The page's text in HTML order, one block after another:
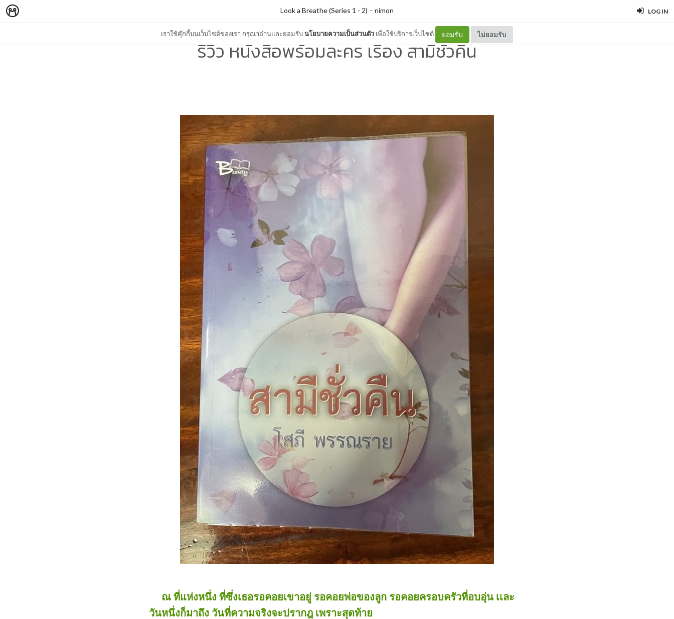
LOG IN
เราใช้คุ๊กกี้บนเว็บไซต์ของเรา กรุณาอ่านและยอมรับนโยบายความเป็นส่วนตัว เพื่อใช้บริการเว็บไซต์ ยอมรับ ไม่ยอมรับ
Look a Breathe (Series 1 - 2) – nimon
รีวิว หนังสือพร้อมละคร เรื่อง สามีชั่วคืน
ณ ที่แห่งหนึ่ง ที่ซึ่งเธอรอคอยเขาอยู่ รอคอยพ่อของลูก รอคอยครอบครัวที่อบอุ่น เเละ
วันหนึ่งก็มาถึง วันที่ความจริงจะปรากฎ เพราะสุดท้าย